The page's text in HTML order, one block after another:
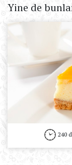
Yine de
240